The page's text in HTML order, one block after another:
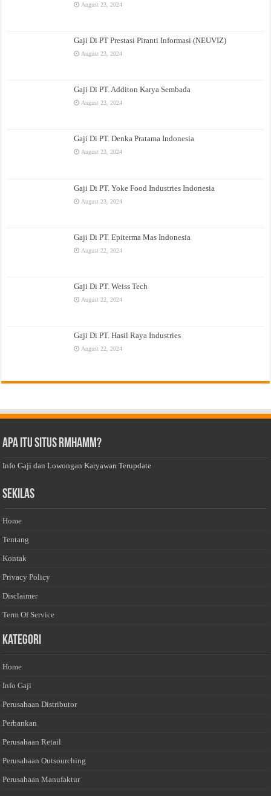
August 23, 2024
Gaji Di PT Prestasi Piranti Informasi (NEUVIZ)
August 23, 2024
Gaji Di PT. Additon Karya Sembada
August 23, 2024
Gaji Di PT. Denka Pratama Indonesia
August 23, 2024
Gaji Di PT. Yoke Food Industries Indonesia
August 23, 2024
Gaji Di PT. Epiterma Mas Indonesia
August 22, 2024
Gaji Di PT. Weiss Tech
August 22, 2024
Gaji Di PT. Hasil Raya Industries
August 22, 2024
Apa Itu Situs Rmhamm?
Info Gaji dan Lowongan Karyawan Terupdate
Sekilas
Home
Tentang
Kontak
Privacy Policy
Disclaimer
Term Of Service
Kategori
Home
Info Gaji
Perusahaan Distributor
Perbankan
Perusahaan Retail
Perusahaan Outsourching
Perusahaan Manufaktur